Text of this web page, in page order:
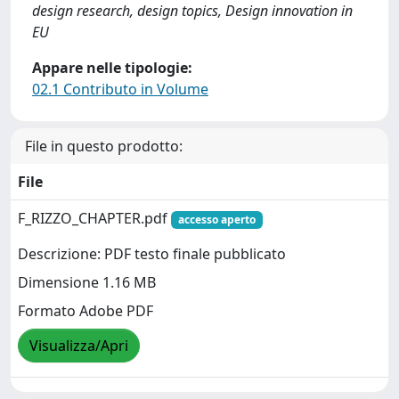
design research, design topics, Design innovation in
EU
Appare nelle tipologie:
02.1 Contributo in Volume
File in questo prodotto:
File
F_RIZZO_CHAPTER.pdf
accesso aperto
Descrizione: PDF testo finale pubblicato
Dimensione 1.16 MB
Formato Adobe PDF
Visualizza/Apri